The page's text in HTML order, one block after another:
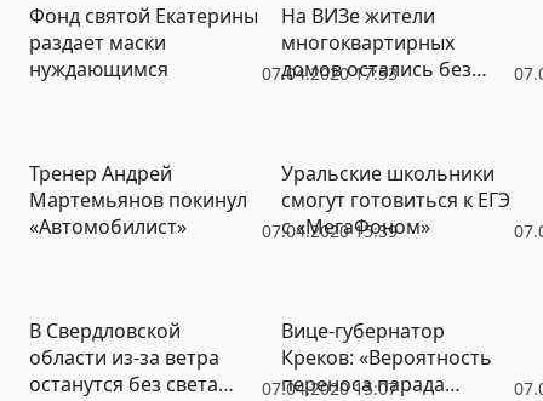
07.04.2020 17:53
Фонд святой Екатерины
раздает маски
нуждающимся
На ВИЗе жители
многоквартирных
домов остались без
07.04.2020 15:39
Тренер Андрей
Мартемьянов покинул
«Автомобилист»
Уральские школьники
смогут готовиться к ЕГЭ
с «МегаФоном»
07.04.2020 15:07
В Свердловской
области из-за ветра
останутся без света
Вице-губернатор
Креков: «Вероятность
переноса парада